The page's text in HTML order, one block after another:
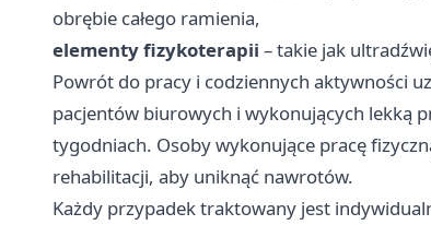
obrębie całego ramienia,
elementy fizykoterapii – takie jak
Powrót do pracy i codziennych aktywności
pacjentów biurowych i wykonujących lekką
tygodniach. Osoby wykonujące pracę
rehabilitacji, aby uniknąć nawrotów.
Każdy przypadek traktowany jest